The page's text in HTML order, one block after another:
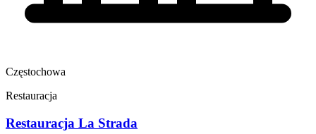
Częstochowa
Restauracja
Restauracja La Strada